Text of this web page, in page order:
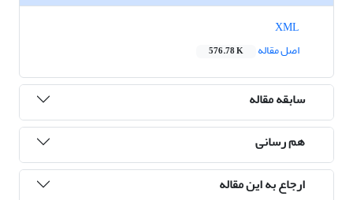
اصل مقاله
576.78 K
سابقه مقاله
هم رسانی
ارجاع به این مقاله